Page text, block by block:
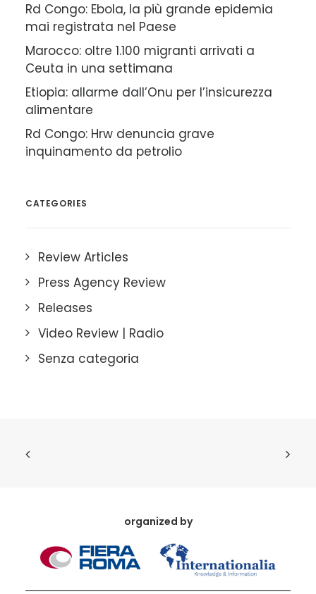
Rd Congo: Ebola, la più grande epidemia
mai registrata nel Paese
Marocco: oltre 1.100 migranti arrivati a
Ceuta in una settimana
Etiopia: allarme dall’Onu per l’insicurezza
alimentare
Rd Congo: Hrw denuncia grave
inquinamento da petrolio
CATEGORIES
Review Articles
Press Agency Review
Releases
Video Review | Radio
Senza categoria
organized by